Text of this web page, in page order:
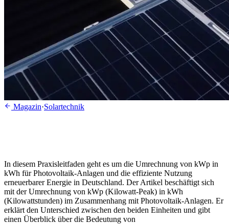
Magazin·Solartechnik
In diesem Praxisleitfaden geht es um die Umrechnung von kWp in
kWh für Photovoltaik-Anlagen und die effiziente Nutzung
erneuerbarer Energie in Deutschland. Der Artikel beschäftigt sich
mit der Umrechnung von kWp (Kilowatt-Peak) in kWh
(Kilowattstunden) im Zusammenhang mit Photovoltaik-Anlagen. Er
erklärt den Unterschied zwischen den beiden Einheiten und gibt
einen Überblick über die Bedeutung von